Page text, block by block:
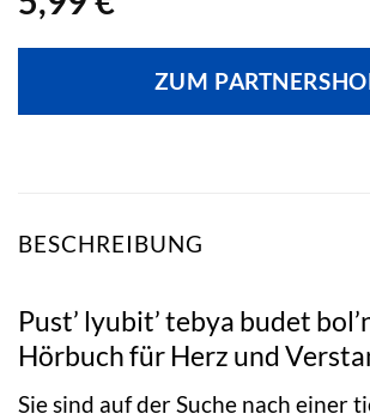
ZUM
BESCHREIBUNG
Pust’ lyubit’ tebya budet
Hörbuch für Herz und
Sie sind auf der Suche nach einer